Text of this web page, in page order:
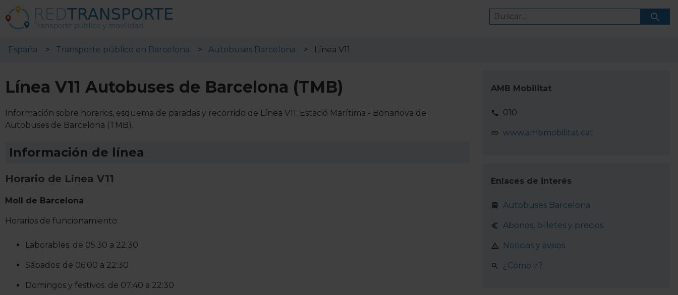
España Transporte público en Barcelona Autobuses Barcelona Línea V11
Línea V11 Autobuses de Barcelona (TMB)
Información sobre horarios, esquema de paradas y recorrido de Línea V11: Estació Marítima - Bonanova de
Autobuses de Barcelona (TMB).
Información de línea
Horario de Línea V11
Moll de Barcelona
Horarios de funcionamiento:
Laborables: de 05:30 a 22:30
Sábados: de 06:00 a 22:30
Domingos y festivos: de 07:40 a 22:30
AMB Mobilitat
010
www.ambmobilitat.cat
Enlaces de interés
Autobuses Barcelona
Abonos, billetes y precios
Noticias y avisos
¿Cómo ir?